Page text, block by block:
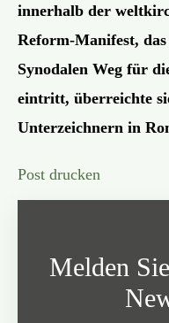
innerhalb der
Reform-Manifest,
Synodalen Weg für
eintritt, überreichte
Unterzeichnern in
Post drucken
Melden